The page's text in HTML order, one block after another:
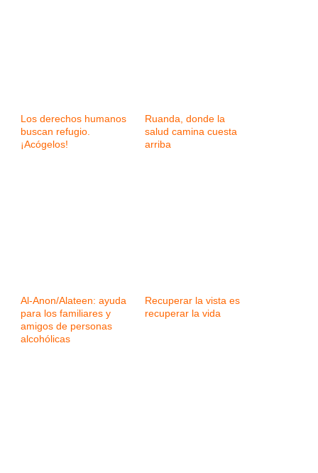
Los derechos humanos
buscan refugio.
¡Acógelos!
Ruanda, donde la
salud camina cuesta
arriba
Al-Anon/Alateen: ayuda
para los familiares y
amigos de personas
alcohólicas
Recuperar la vista es
recuperar la vida